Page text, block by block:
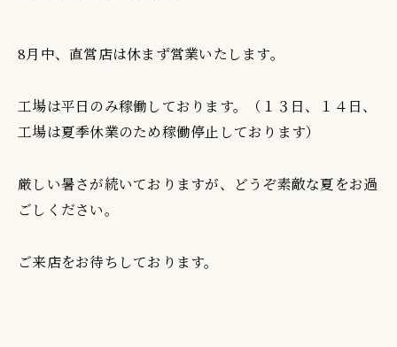
8月中、直営店は休まず営業いたします。
工場は平日のみ稼働しております。（１３日、１４日、
工場は夏季休業のため稼働停止しております）
厳しい暑さが続いておりますが、どうぞ素敵な夏をお過
ごしください。
ご来店をお待ちしております。